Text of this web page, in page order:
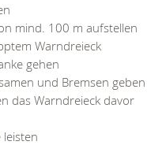
mind. 100 m aufstellen
Warndreieck
gehen
und Bremsen geben
das Warndreieck davor
leisten